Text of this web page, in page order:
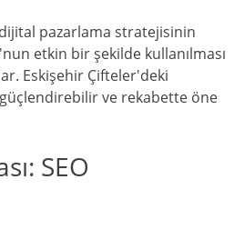
dijital pazarlama stratejisinin
etkin bir şekilde kullanılması
Eskişehir Çifteler'deki
güçlendirebilir ve rekabette öne
SEO